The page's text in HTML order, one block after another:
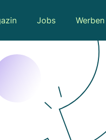
Jobs Werben